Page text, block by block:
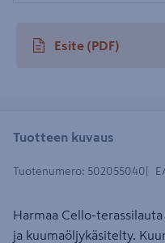
Esite (PDF)
avautuu uuteen
Tuotteen kuvaus
Tuotenumero: 502055040
Harmaa Cello-
ja kuumaöljykäsitelty.